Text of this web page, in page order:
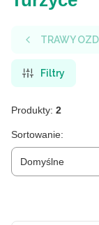
TRAWY
Filtry
Produkty: 2
Lista
Sortowanie:
Domyślne